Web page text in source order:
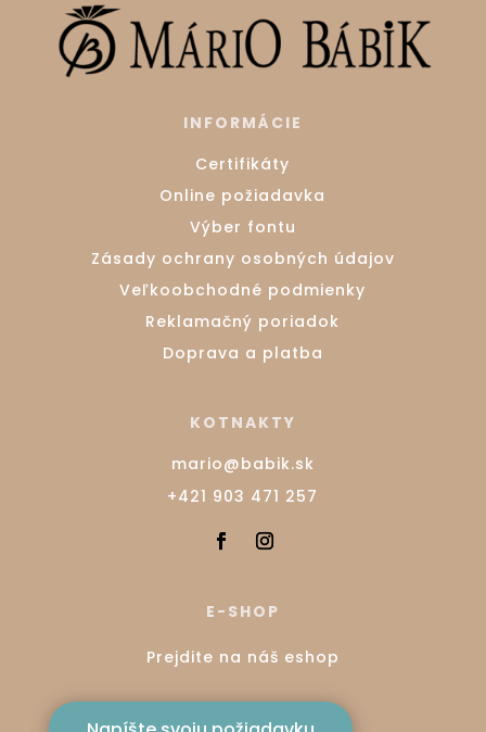
INFORMÁCIE
Certifikáty
Online požiadavka
Výber fontu
Zásady ochrany osobných údajov
Veľkoobchodné podmienky
Reklamačný poriadok
Doprava a platba
KOTNAKTY
mario@babik.sk
+421 903 471 257
E-SHOP
Prejdite na náš eshop